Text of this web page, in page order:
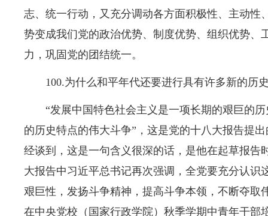
志、统一行动，又充分调动各方面积极性、主动性
势变成我们党的政治优势、制度优势、组织优势、
力，巩固党的团结统一。
100.为什么和平年代还要进行具有许多新的历
“发展中国特色社会主义是一项长期的艰巨的
的历史特点的伟大斗争”，这是党的十八大报告提
经谈到，这是一句含义很深的话，是他在起草报告
大报告中习近平总书记再次强调，全党要充分认识
艰巨性，发扬斗争精神，提高斗争本领，不断夺取
在中央党校（国家行政学院）秋季学期中青年干部